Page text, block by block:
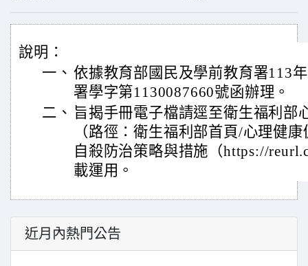
說明：
一、 依據教育部國民及學前教育署113
署學字第1130087660號函辦理。
二、 旨揭手冊電子檔請逕至衛生福利部
（路徑：衛生福利部首頁/心理健
自殺防治策略與措施（https://
載運用。
近月內熱門公告